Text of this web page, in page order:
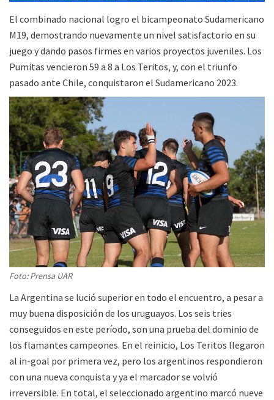
El combinado nacional logro el bicampeonato Sudamericano
M19, demostrando nuevamente un nivel satisfactorio en su
juego y dando pasos firmes en varios proyectos juveniles. Los
Pumitas vencieron 59 a 8 a Los Teritos, y, con el triunfo
pasado ante Chile, conquistaron el Sudamericano 2023.
Foto: Prensa UAR
La Argentina se lució superior en todo el encuentro, a pesar a
muy buena disposición de los uruguayos. Los seis tries
conseguidos en este período, son una prueba del dominio de
los flamantes campeones. En el reinicio, Los Teritos llegaron
al in-goal por primera vez, pero los argentinos respondieron
con una nueva conquista y ya el marcador se volvió
irreversible. En total, el seleccionado argentino marcó nueve